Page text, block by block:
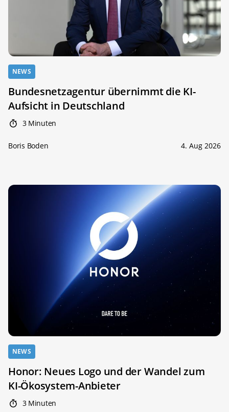
NEWS
Bundesnetzagentur übernimmt die KI-
Aufsicht in Deutschland
3 Minuten
Boris Boden 4. Aug 2026
NEWS
Honor: Neues Logo und der Wandel zum
KI-Ökosystem-Anbieter
3 Minuten